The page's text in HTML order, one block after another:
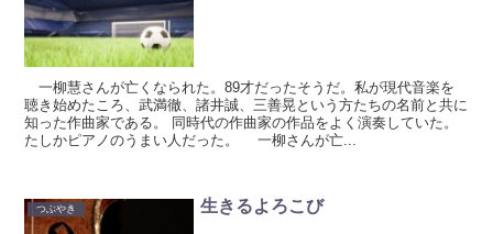
一柳慧さんが亡くなられた。89才だったそうだ。私が現代音楽を
聴き始めたころ、武満徹、諸井誠、三善晃という方たちの名前と共に
知った作曲家である。 同時代の作曲家の作品をよく演奏していた。
たしかピアノのうまい人だった。 一柳さんが亡...
つぶやき 生きるよろこび